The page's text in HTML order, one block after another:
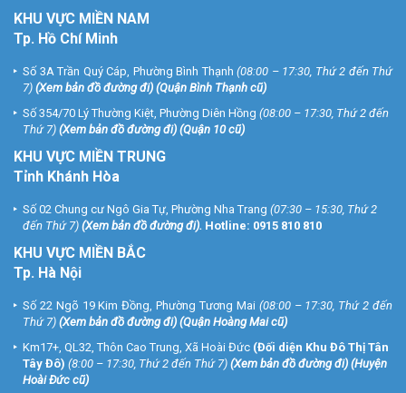
KHU VỰC MIỀN NAM
Tp. Hồ Chí Minh
Số 3A Trần Quý Cáp, Phường Bình Thạnh (08:00 – 17:30, Thứ 2 đến Thứ
7) (Xem bản đồ đường đi) (Quận Bình Thạnh cũ)
Số 354/70 Lý Thường Kiệt, Phường Diên Hồng (08:00 – 17:30, Thứ 2 đến
Thứ 7) (Xem bản đồ đường đi) (Quận 10 cũ)
KHU VỰC MIỀN TRUNG
Tỉnh Khánh Hòa
Số 02 Chung cư Ngô Gia Tự, Phường Nha Trang (07:30 – 15:30, Thứ 2
đến Thứ 7) (Xem bản đồ đường đi). Hotline: 0915 810 810
KHU VỰC MIỀN BẮC
Tp. Hà Nội
Số 22 Ngõ 19 Kim Đồng, Phường Tương Mai (08:00 – 17:30, Thứ 2 đến
Thứ 7) (Xem bản đồ đường đi) (Quận Hoàng Mai cũ)
Km17+, QL32, Thôn Cao Trung, Xã Hoài Đức (Đối diện Khu Đô Thị Tân
Tây Đô) (8:00 – 17:30, Thứ 2 đến Thứ 7) (Xem bản đồ đường đi) (Huyện
Hoài Đức cũ)